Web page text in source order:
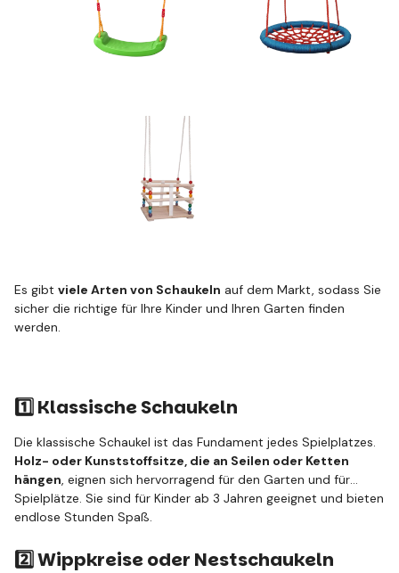
Es gibt viele Arten von Schaukeln auf dem Markt, sodass Sie
sicher die richtige für Ihre Kinder und Ihren Garten finden
werden.
1️⃣ Klassische Schaukeln
Die klassische Schaukel ist das Fundament jedes Spielplatzes.
Holz- oder Kunststoffsitze, die an Seilen oder Ketten
hängen, eignen sich hervorragend für den Garten und für
Spielplätze. Sie sind für Kinder ab 3 Jahren geeignet und bieten
endlose Stunden Spaß.
2️⃣ Wippkreise oder Nestschaukeln